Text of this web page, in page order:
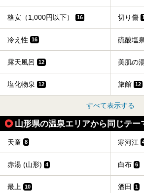
格安（1,000円以下） 16 切り傷
冷え性 16 硫酸塩泉
露天風呂 12 美肌の
塩化物泉 12 旅館 12
すべて表示する
山形県の温泉エリアから同じテー
天童 8 寒河江
赤湯 (山形) 4 白布 6
最上 10 酒田 1